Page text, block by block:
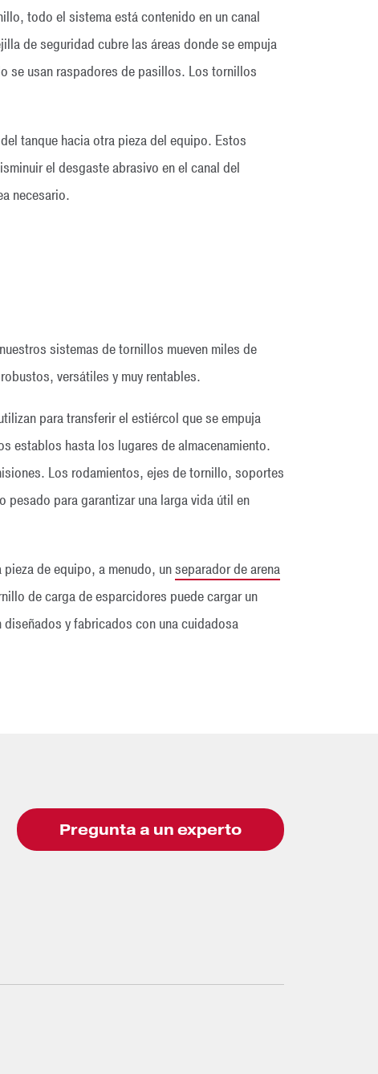
todo el sistema está contenido en un canal
de seguridad cubre las áreas donde se empuja
se usan raspadores de pasillos. Los tornillos
tanque hacia otra pieza del equipo. Estos
el desgaste abrasivo en el canal del
necesario.
sistemas de tornillos mueven miles de
versátiles y muy rentables.
para transferir el estiércol que se empuja
establos hasta los lugares de almacenamiento.
Los rodamientos, ejes de tornillo, soportes
para garantizar una larga vida útil en
de equipo, a menudo, unseparador de arena
de carga de esparcidores puede cargar un
y fabricados con una cuidadosa
Pregunta a un experto
arena, por lo que están diseñados para